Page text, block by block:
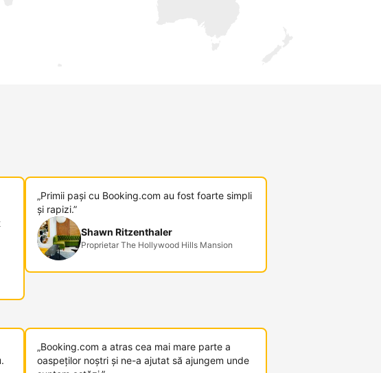
„Primii pași cu Booking.com au fost foarte simpli
și rapizi.”
Shawn Ritzenthaler
Proprietar The Hollywood Hills Mansion
„Booking.com a atras cea mai mare parte a
oaspeților noștri și ne-a ajutat să ajungem unde